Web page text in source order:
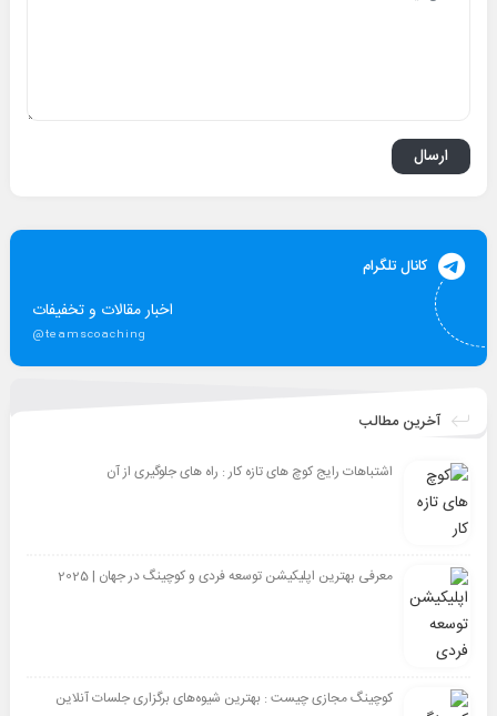
کانال تلگرام
اخبار مقالات و تخفیفات
@teamscoaching
آخرین مطالب
اشتباهات رایج کوچ های تازه کار : راه های جلوگیری از آن
معرفی بهترین اپلیکیشن توسعه فردی و کوچینگ در جهان | 2025
کوچینگ مجازی چیست : بهترین شیوه‌های برگزاری جلسات آنلاین